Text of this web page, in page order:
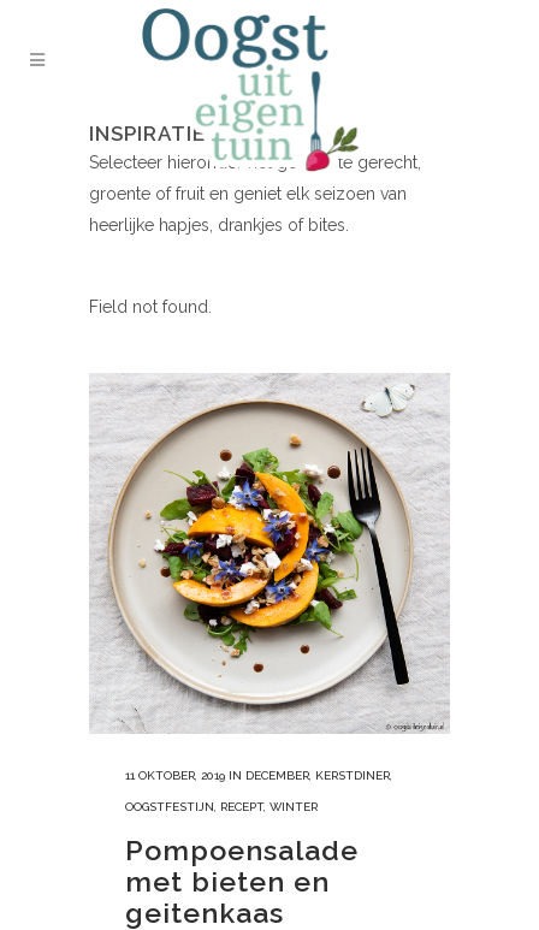
INSPIRATIE NODIG?
Selecteer hieronder het gewenste gerecht,
groente of fruit en geniet elk seizoen van
heerlijke hapjes, drankjes of bites.
Field not found.
11 OKTOBER, 2019 IN DECEMBER KERSTDINER
OOGSTFESTIJN RECEPT, WINTER
Pompoensalade
met bieten en
geitenkaas